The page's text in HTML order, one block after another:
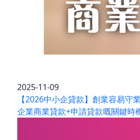
2025-11-09
【2026中小企貸款】創業容易守
企業商業貸款+申請貸款嘅關鍵時